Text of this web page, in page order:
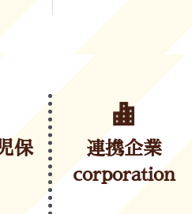
保
連携企業
corporation